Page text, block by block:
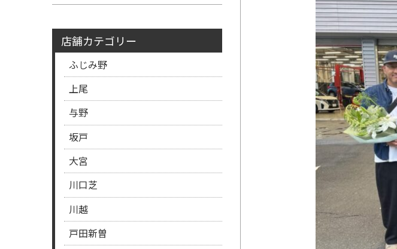
店舗カテゴリー
ふじみ野
上尾
与野
坂戸
大宮
川口芝
川越
戸田新曽